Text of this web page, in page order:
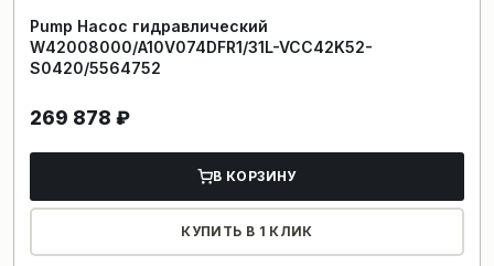
Pump Насос гидравлический
W42008000/A10V074DFR1/31L-VCC42K52-
S0420/5564752
269 878 ₽
В КОРЗИНУ
КУПИТЬ В 1 КЛИК